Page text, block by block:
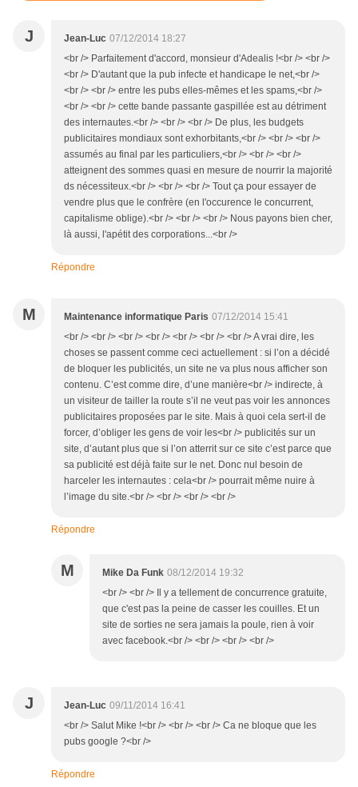
J Jean-Luc 07/12/2014 18:27
<br /> Parfaitement d'accord, monsieur d'Adealis !<br /> <br />
<br /> D'autant que la pub infecte et handicape le net,<br />
<br /> <br /> entre les pubs elles-mêmes et les spams,<br />
<br /> <br /> cette bande passante gaspillée est au détriment
des internautes.<br /> <br /> <br /> De plus, les budgets
publicitaires mondiaux sont exhorbitants,<br /> <br /> <br />
assumés au final par les particuliers,<br /> <br /> <br />
atteignent des sommes quasi en mesure de nourrir la majorité
ds nécessiteux.<br /> <br /> <br /> Tout ça pour essayer de
vendre plus que le confrère (en l'occurence le concurrent,
capitalisme oblige).<br /> <br /> <br /> Nous payons bien cher,
là aussi, l'apétit des corporations...<br />
Répondre
M Maintenance informatique Paris 07/12/2014 15:41
<br /> <br /> <br /> <br /> <br /> <br /> <br /> A vrai dire, les
choses se passent comme ceci actuellement : si l’on a décidé
de bloquer les publicités, un site ne va plus nous afficher son
contenu. C’est comme dire, d’une manière<br /> indirecte, à
un visiteur de tailler la route s’il ne veut pas voir les annonces
publicitaires proposées par le site. Mais à quoi cela sert-il de
forcer, d’obliger les gens de voir les<br /> publicités sur un
site, d’autant plus que si l’on atterrit sur ce site c’est parce que
sa publicité est déjà faite sur le net. Donc nul besoin de
harceler les internautes : cela<br /> pourrait même nuire à
l’image du site.<br /> <br /> <br /> <br />
Répondre
M Mike Da Funk 08/12/2014 19:32
<br /> <br /> Il y a tellement de concurrence gratuite,
que c'est pas la peine de casser les couilles. Et un
site de sorties ne sera jamais la poule, rien à voir
avec facebook.<br /> <br /> <br /> <br />
J Jean-Luc 09/11/2014 16:41
<br /> Salut Mike !<br /> <br /> <br /> Ca ne bloque que les
pubs google ?<br />
Répondre